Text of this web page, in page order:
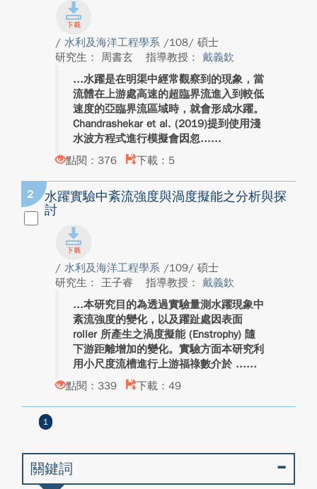
/ 水利及海洋工程學系 /108/ 碩士
研究生： 周書玄
指導教授： 戴義欽
水躍是在明渠中經常觀察到的現象，當
流體在上游處高速的超臨界流進入到較低
速度的亞臨界流區域時，就會形成水躍。
Chandrashekar et al. (2019)提到使用淺
水波方程式進行模擬會因忽...
點閱：376
下載：5
2
水躍實驗中紊流強度與渦度擬能之分析與探
討
/ 水利及海洋工程學系 /109/ 碩士
研究生： 王子睿
指導教授： 戴義欽
本研究目的為透過實驗量測水躍現象中
紊流強度的變化，以及躍趾處因表面
roller 所產生之渦度擬能 (Enstrophy) 隨
下游距離增加的變化。實驗方面本研究利
用小尺度流槽進行上游福祿數介於 ...
點閱：339
下載：49
1
關鍵詞